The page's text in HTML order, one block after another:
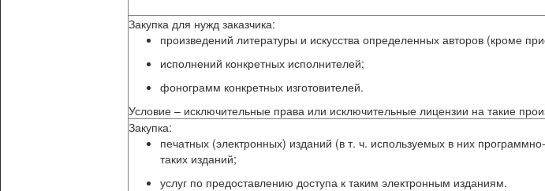
Закупка для нужд заказчика:
произведений литературы и искусства определенных авторов (кроме
исполнений конкретных исполнителей;
фонограмм конкретных изготовителей.
Условие – исключительные права или исключительные лицензии на такие
Закупка:
печатных (электронных) изданий (в т. ч. используемых в них
таких изданий;
услуг по предоставлению доступа к таким электронным изданиям.